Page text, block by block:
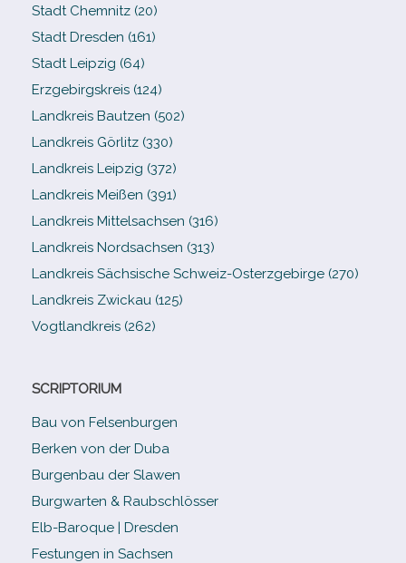
Stadt Chemnitz (20)
Stadt Dresden (161)
Stadt Leipzig (64)
Erzgebirgskreis (124)
Landkreis Bautzen (502)
Landkreis Görlitz (330)
Landkreis Leipzig (372)
Landkreis Meißen (391)
Landkreis Mittelsachsen (316)
Landkreis Nordsachsen (313)
Landkreis Sächsische Schweiz-​Osterzgebirge (270)
Landkreis Zwickau (125)
Vogtlandkreis (262)
SCRIPTORIUM
Bau von Felsenburgen
Berken von der Duba
Burgenbau der Slawen
Burgwarten & Raubschlösser
Elb-​Baroque | Dresden
Festungen in Sachsen